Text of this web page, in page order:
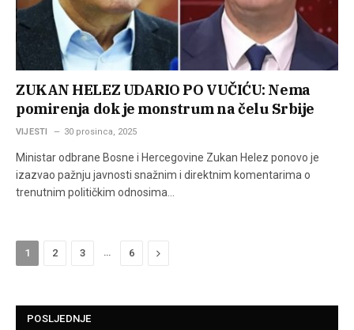
ZUKAN HELEZ UDARIO PO VUČIĆU: Nema
pomirenja dok je monstrum na čelu Srbije
VIJESTI 30 prosinca, 2025
Ministar odbrane Bosne i Hercegovine Zukan Helez ponovo je
izazvao pažnju javnosti snažnim i direktnim komentarima o
trenutnim političkim odnosima…
1 2 3 … 6 Next
POSLJEDNJE